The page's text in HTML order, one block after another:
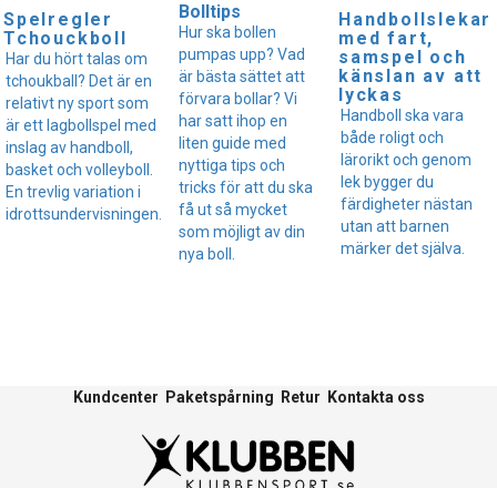
Spelregler
Tchouckboll
Har du hört talas om
tchoukball? Det är en
relativt ny sport som
är ett lagbollspel med
inslag av handboll,
basket och volleyboll.
En trevlig variation i
idrottsundervisningen.
Bolltips
Hur ska bollen
pumpas upp? Vad
är bästa sättet att
förvara bollar? Vi
har satt ihop en
liten guide med
nyttiga tips och
tricks för att du ska
få ut så mycket
som möjligt av din
nya boll.
Handbollslekar
med fart,
samspel och
känslan av att
lyckas
Handboll ska vara
både roligt och
lärorikt och genom
lek bygger du
färdigheter nästan
utan att barnen
märker det själva.
Kundcenter Paketspårning Retur Kontakta oss